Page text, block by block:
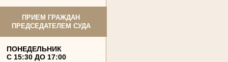
ПРИЕМ ГРАЖДАН
ПРЕДСЕДАТЕЛЕМ СУДА
ПОНЕДЕЛЬНИК
С 15:30 ДО 17:00